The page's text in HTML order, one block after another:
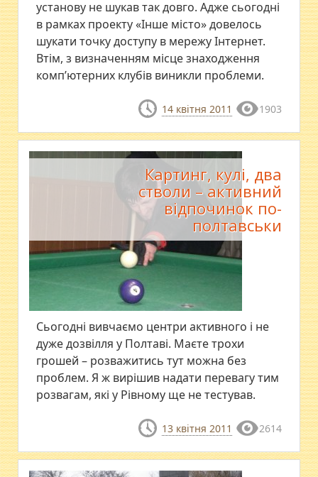
установу не шукав так довго. Адже сьогодні
в рамках проекту «Інше місто» довелось
шукати точку доступу в мережу Інтернет.
Втім, з визначенням місце знаходження
комп’ютерних клубів виникли проблеми.
14 квітня 2011 1903
Картинг, кулі, два
стволи – активний
відпочинок по-
полтавськи
Сьогодні вивчаємо центри активного і не
дуже дозвілля у Полтаві. Маєте трохи
грошей – розважитись тут можна без
проблем. Я ж вирішив надати перевагу тим
розвагам, які у Рівному ще не тестував.
13 квітня 2011 2614